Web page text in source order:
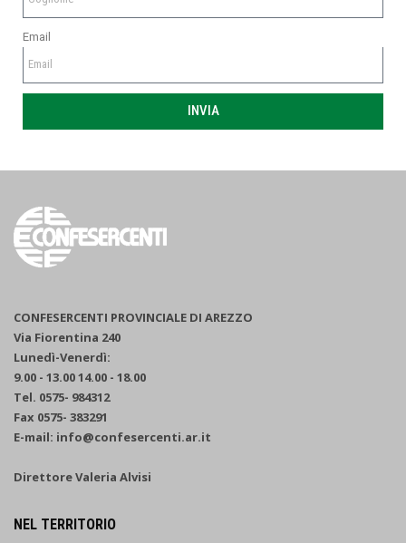
Email
INVIA
CONFESERCENTI PROVINCIALE DI AREZZO
Via Fiorentina 240
Lunedì-Venerdì:
9.00 - 13.00 14.00 - 18.00
Tel. 0575- 984312
Fax 0575- 383291
E-mail: info@confesercenti.ar.it
Direttore Valeria Alvisi
NEL TERRITORIO